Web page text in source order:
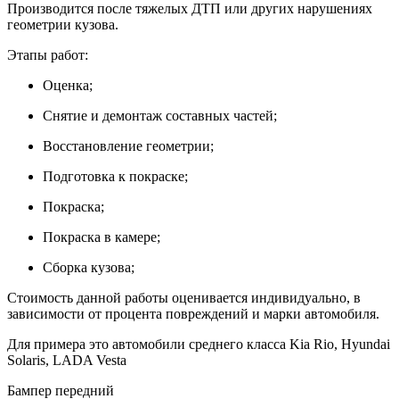
Производится после тяжелых ДТП или других нарушениях
геометрии кузова.
Этапы работ:
Оценка;
Снятие и демонтаж составных частей;
Восстановление геометрии;
Подготовка к покраске;
Покраска;
Покраска в камере;
Сборка кузова;
Стоимость данной работы оценивается индивидуально, в
зависимости от процента повреждений и марки автомобиля.
Для примера это автомобили среднего класса Kia Rio, Hyundai
Solaris, LADA Vesta
Бампер передний